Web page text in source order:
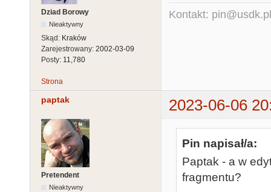
Dziad Borowy
Nieaktywny
Skąd: Kraków
Zarejestrowany: 2002-03-09
Posty: 11,780
Kontakt: pin@usdk.pl
Strona
paptak 2023-06-06
Pretendent
Nieaktywny
Pin napisał/a:
Paptak - a w
fragmentu?